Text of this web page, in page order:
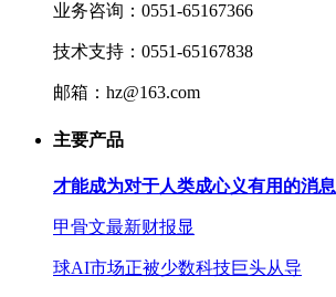
业务咨询：0551-65167366
技术支持：0551-65167838
邮箱：hz@163.com
主要产品
才能成为对于人类成心义有用的消息
甲骨文最新财报显
球AI市场正被少数科技巨头从导